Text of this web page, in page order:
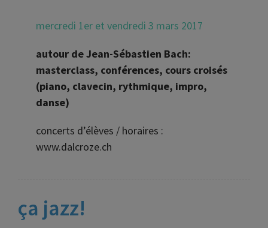
mercredi 1er et vendredi 3 mars 2017
autour de Jean-Sébastien Bach:
masterclass, conférences, cours croisés
(piano, clavecin, rythmique, impro,
danse)
concerts d’élèves / horaires :
www.dalcroze.ch
ça jazz!